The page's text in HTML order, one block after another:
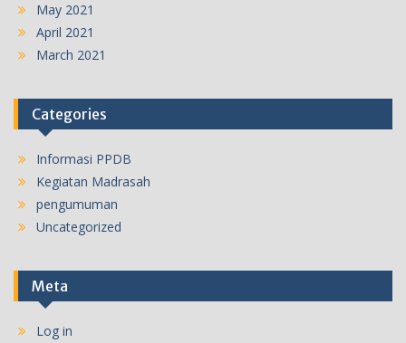
May 2021
April 2021
March 2021
Categories
Informasi PPDB
Kegiatan Madrasah
pengumuman
Uncategorized
Meta
Log in